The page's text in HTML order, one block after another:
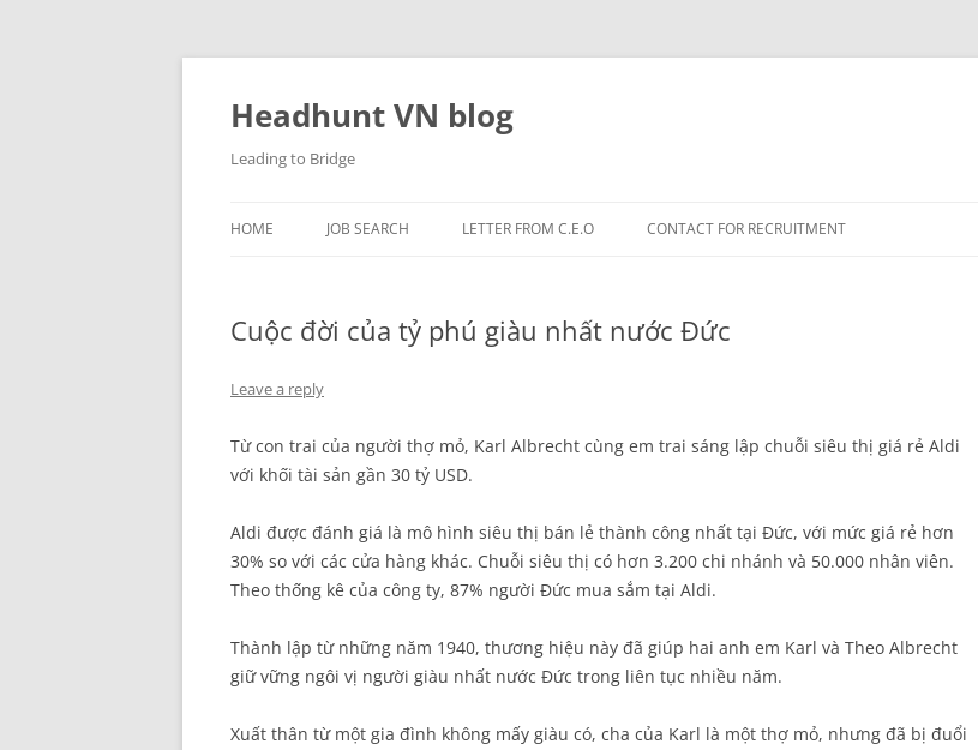
Skip
Headhunt VN blog
Leading to Bridge
HOME JOB SEARCH LETTER FROM C.E.O CONTACT FOR RECRUITMENT
Cuộc đời của tỷ phú giàu nhất nước Đức
Leave a reply
Từ con trai của người thợ mỏ, Karl Albrecht cùng em trai sáng lập chuỗi siêu thị giá rẻ Aldi
với khối tài sản gần 30 tỷ USD.
Aldi được đánh giá là mô hình siêu thị bán lẻ thành công nhất tại Đức, với mức giá rẻ hơn
30% so với các cửa hàng khác. Chuỗi siêu thị có hơn 3.200 chi nhánh và 50.000 nhân viên.
Theo thống kê của công ty, 87% người Đức mua sắm tại Aldi.
Thành lập từ những năm 1940, thương hiệu này đã giúp hai anh em Karl và Theo Albrecht
giữ vững ngôi vị người giàu nhất nước Đức trong liên tục nhiều năm.
Xuất thân từ một gia đình không mấy giàu có, cha của Karl là một thợ mỏ, nhưng đã bị đuổi